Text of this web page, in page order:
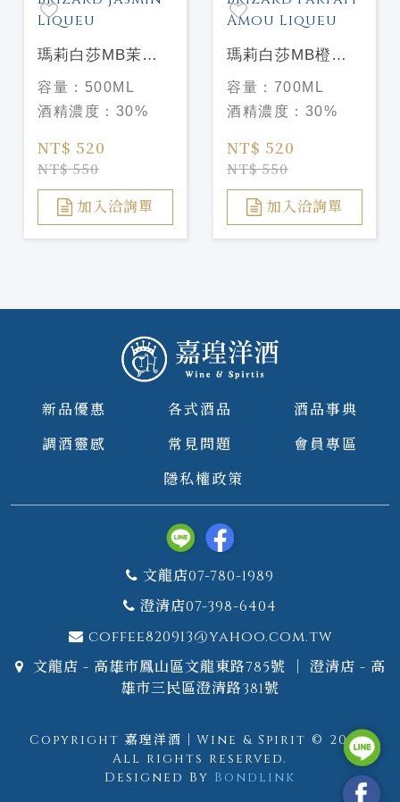
瑪莉白莎MB茉莉
花香甜酒 Marie
Brizard Jasmin
Liqueu
容量： 500ML
酒精濃度： 30%
NT$ 520
NT$ 550
加入洽詢單
瑪莉白莎MB橙花
香甜酒 Marie
Brizard Parfait
Amou Liqueu
容量： 700ML
酒精濃度： 30%
NT$ 520
NT$ 550
加入洽詢單
新品優惠 各式酒品
酒品事典
調酒靈感
常見問題
會員專區
隱私權政策
文龍店07-780-1989
澄清店07-398-6404
coffee820913@yahoo.com.tw
文龍店 - 高雄市鳳山區文龍東路785號 ｜ 澄清店 - 高
雄市三民區澄清路381號
Copyright 嘉瑝洋酒｜Wine & Spirit © 2026.
All rights reserved.
Designed By Bondlink